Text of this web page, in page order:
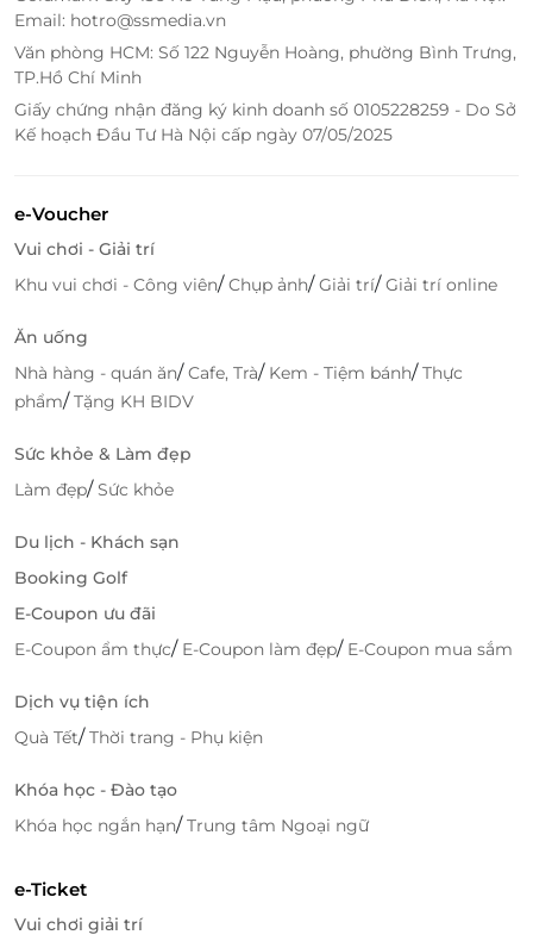
Tận hưởng bữa tối lãng mạn bên những người thân yêu.
Một bữa tối lãng mạng cùng những chương trình
khám phá.
Với đội ngũ nhân viên chuyên nghiệp, chu đáo, nhiệt
tình cùng chất lượng dịch vụ đẳng cấp, Indochine
mọi khách hàng.
Email: hotro@ssmedia.vn
Văn phòng HCM: Số 122 Nguyễn Hoàng, phường Bình Trưng,
TP.Hồ Chí Minh
Giấy chứng nhận đăng ký kinh doanh số 0105228259 - Do Sở
Kế hoạch Đầu Tư Hà Nội cấp ngày 07/05/2025
e-Voucher
Vui chơi - Giải trí
Khu vui chơi - Công viên/Chụp ảnh/Giải trí/Giải trí online
Ăn uống
Nhà hàng - quán ăn/Cafe, Trà/ Kem - Tiệm bánh/Thực
phẩm/Tặng KH BIDV
Sức khỏe & Làm đẹp
Làm đẹp/Sức khỏe
Du lịch - Khách sạn
Booking Golf
E-Coupon ưu đãi
E-Coupon ẩm thực/ E-Coupon làm đẹp/ E-Coupon mua sắm
Dịch vụ tiện ích
Quà Tết/Thời trang - Phụ kiện
Khóa học - Đào tạo
Khóa học ngắn hạn/Trung tâm Ngoại ngữ
e-Ticket
Vui chơi giải trí